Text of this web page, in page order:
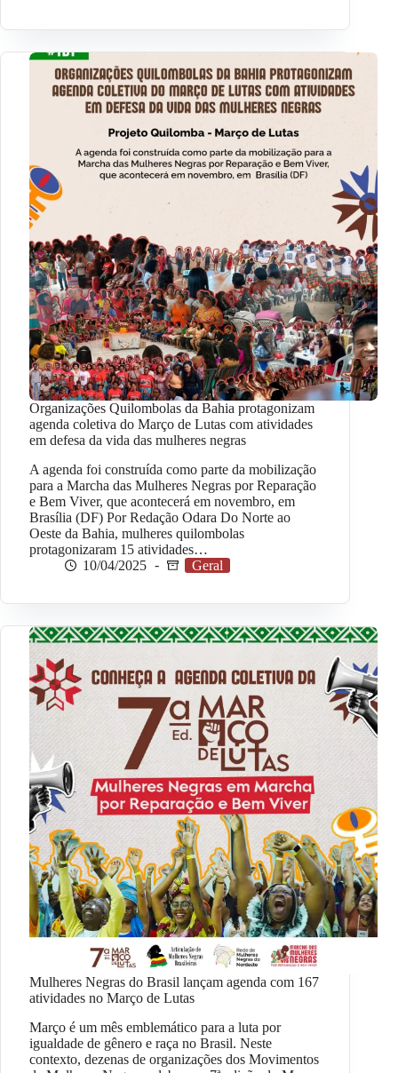
Organizações Quilombolas da Bahia protagonizam
agenda coletiva do Março de Lutas com atividades
em defesa da vida das mulheres negras
A agenda foi construída como parte da mobilização
para a Marcha das Mulheres Negras por Reparação
e Bem Viver, que acontecerá em novembro, em
Brasília (DF) Por Redação Odara Do Norte ao
Oeste da Bahia, mulheres quilombolas
protagonizaram 15 atividades…
10/04/2025
Geral
Mulheres Negras do Brasil lançam agenda com 167
atividades no Março de Lutas
Março é um mês emblemático para a luta por
igualdade de gênero e raça no Brasil. Neste
contexto, dezenas de organizações dos Movimentos